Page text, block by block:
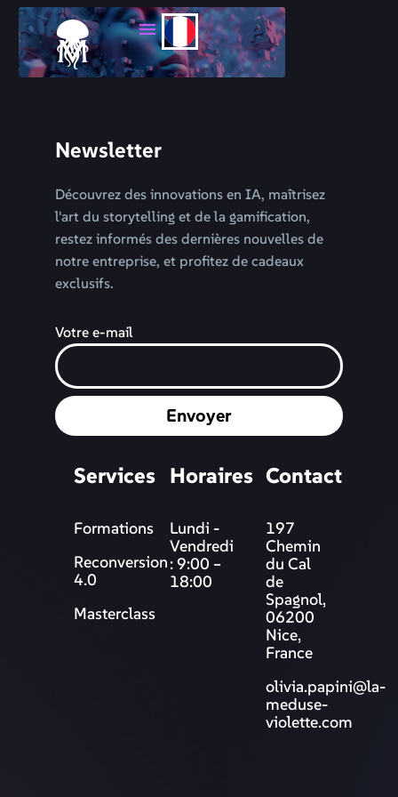
Newsletter
Découvrez des innovations en IA, maîtrisez
l'art du storytelling et de la gamification,
restez informés des dernières nouvelles de
notre entreprise, et profitez de cadeaux
exclusifs.
Votre e-mail
Envoyer
Services
Formations
Reconversion
4.0
Masterclass
Horaires
Lundi -
Vendredi
: 9:00 –
18:00
Contact
197
Chemin
du Cal
de
Spagnol,
06200
Nice,
France
olivia.papini@la-
meduse-
violette.com